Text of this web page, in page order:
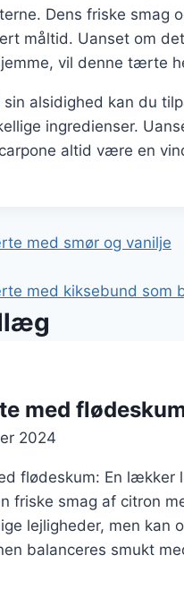
Dens friske smag
måltid. Uanset om
vil denne tærte
sin alsidighed kan du
ingredienser.
altid være en
med smør og vanilje
med kiksebund som
med
2024
flødeskum: En lækker
friske smag af citron
lejligheder, men kan
balanceres smukt